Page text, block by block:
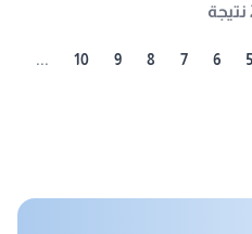
5
6
7
8
9
10
...